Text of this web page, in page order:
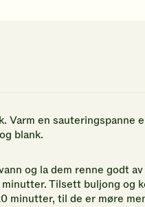
Varm en sauteringspanne
blank.
og la dem renne godt
Tilsett buljong og
minutter, til de er møre